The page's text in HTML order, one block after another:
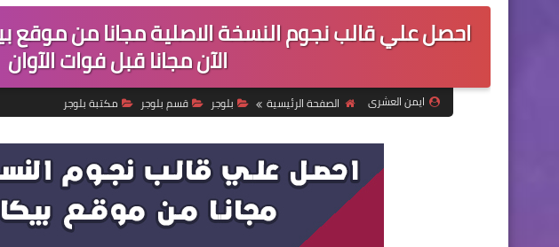
احصل علي قالب نجوم النسخة الاصلية مجانا من موقع
الآن مجانا قبل فوات الآوان
ايمن العشرى الصفحة الرئيسية بلوجر قسم بلوجر مكتبة بلوجر